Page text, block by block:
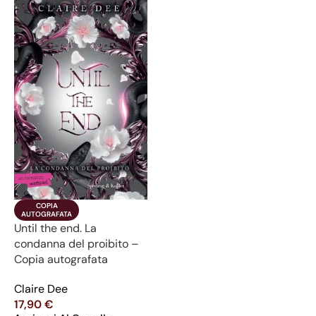
COPIA
AUTOGRAFATA
Until the end. La
condanna del proibito –
Copia autografata
Claire Dee
17,90€